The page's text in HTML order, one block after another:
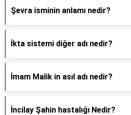
Şevra isminin anlamı nedir?
İkta sistemi diğer adı nedir?
İmam Malik in asıl adı nedir?
İncilay Şahin hastalığı Nedir?